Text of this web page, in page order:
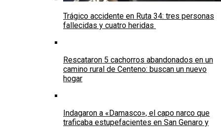
Trágico accidente en Ruta 34: tres personas
fallecidas y cuatro heridas
Rescataron 5 cachorros abandonados en un
camino rural de Centeno: buscan un nuevo
hogar
Indagaron a «Damasco», el capo narco que
traficaba estupefacientes en San Genaro y